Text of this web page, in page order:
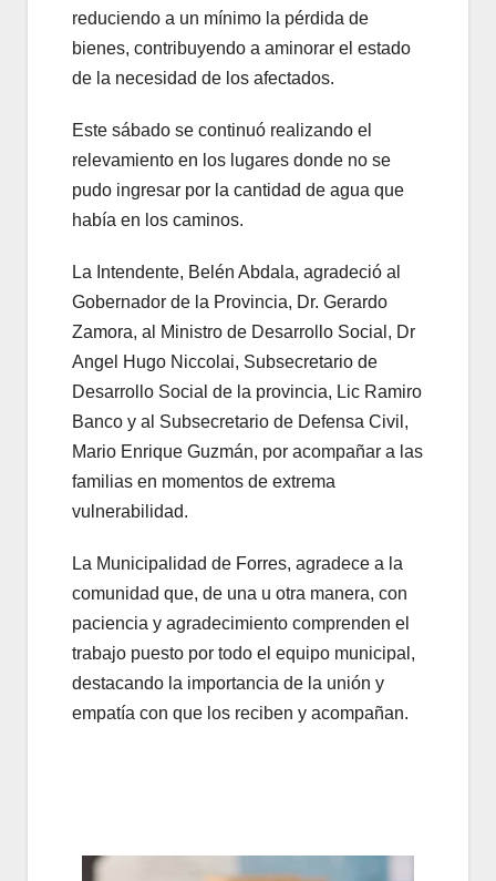
reduciendo a un mínimo la pérdida de
bienes, contribuyendo a aminorar el estado
de la necesidad de los afectados.
Este sábado se continuó realizando el
relevamiento en los lugares donde no se
pudo ingresar por la cantidad de agua que
había en los caminos.
La Intendente, Belén Abdala, agradeció al
Gobernador de la Provincia, Dr. Gerardo
Zamora, al Ministro de Desarrollo Social, Dr
Angel Hugo Niccolai, Subsecretario de
Desarrollo Social de la provincia, Lic Ramiro
Banco y al Subsecretario de Defensa Civil,
Mario Enrique Guzmán, por acompañar a las
familias en momentos de extrema
vulnerabilidad.
La Municipalidad de Forres, agradece a la
comunidad que, de una u otra manera, con
paciencia y agradecimiento comprenden el
trabajo puesto por todo el equipo municipal,
destacando la importancia de la unión y
empatía con que los reciben y acompañan.